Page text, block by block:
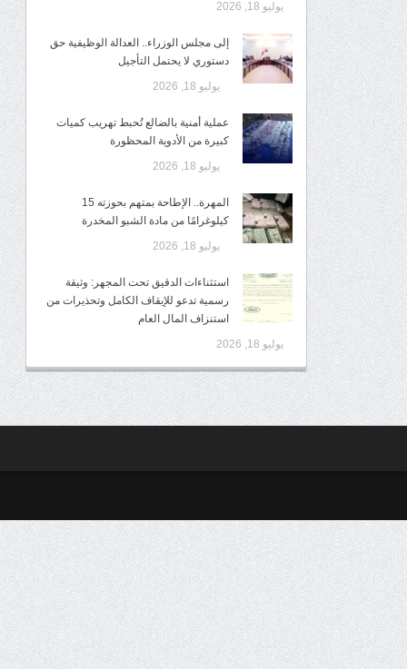
يوليو 18, 2026
إلى مجلس الوزراء.. العدالة الوظيفية حق
دستوري لا يحتمل التأجيل
يوليو 18, 2026
عملية أمنية بالضالع تُحبط تهريب كميات
كبيرة من الأدوية المحظورة
يوليو 18, 2026
المهرة.. الإطاحة بمتهم بحوزته 15
كيلوغرامًا من مادة الشبو المخدرة
يوليو 18, 2026
استثناءات الدقيق تحت المجهر: وثيقة
رسمية تدعو للإيقاف الكامل وتحذيرات من
استنزاف المال العام
يوليو 18, 2026